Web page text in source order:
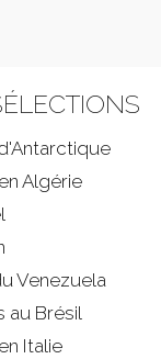
Antarctique
Algérie
Venezuela
au Brésil
Italie